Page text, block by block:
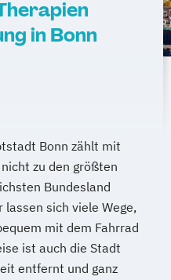
in Bonn
Bonn zählt mit
zu den größten
Bundesland
sich viele Wege,
mit dem Fahrrad
ist auch die Stadt
entfernt und ganz